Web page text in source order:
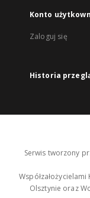
Konto
Zaloguj się
Historia
Serwis tworzony
Olsztynie oraz